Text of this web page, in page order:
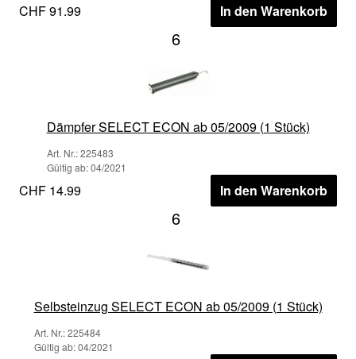
CHF 91.99 In den Warenkorb
6
Dämpfer SELECT ECON ab 05/2009 (1 Stück)
Art. Nr.: 225483
Gültig ab: 04/2021
CHF 14.99 In den Warenkorb
6
Selbsteinzug SELECT ECON ab 05/2009 (1 Stück)
Art. Nr.: 225484
Gültig ab: 04/2021